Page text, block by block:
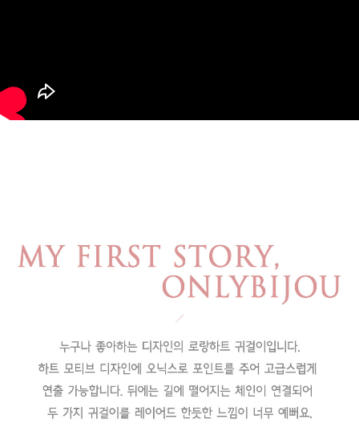
페이코 라이
구매